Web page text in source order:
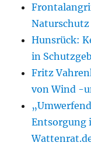
Naturschutz
Hunsrück:
in
Fritz
von Wind -
Entsorgung